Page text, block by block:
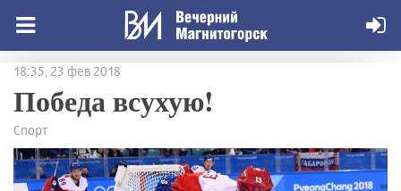
18:35, 23 фев 2018
Победа всухую!
Спорт